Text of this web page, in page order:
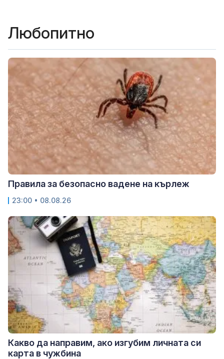
Любопитно
Правила за безопасно вадене на кърлеж
23:00 • 08.08.26
Какво да направим, ако изгубим личната си
карта в чужбина